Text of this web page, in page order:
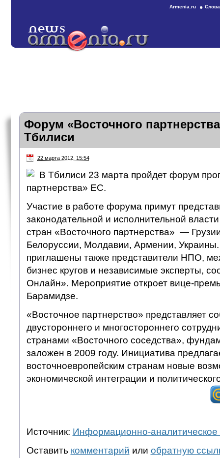
Armenia.ru
Форум «Восточного
Тбилиси
22 марта 2012, 15:54
В Тбилиси 23 марта пройдет форум
партнерства» ЕС.
Участие в работе форума примут
законодательной и исполнительной
стран «Восточного партнерства» —
Белоруссии, Молдавии, Армении,
приглашены также представители НПО,
бизнес кругов и независимые эксперты,
Онлайн». Мероприятие откроет вице-
Барамидзе.
«Восточное партнерство» представляет
двустороннего и многостороннего
странами «Восточного соседства»,
заложен в 2009 году. Инициатива
восточноевропейским странам новые
экономической интеграции и
Источник: Информационно-аналитическое
Оставить комментарий или обратную